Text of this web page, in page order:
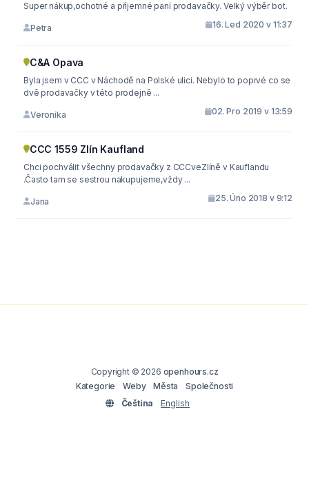
Super nákup,ochotné a příjemné paní prodavačky. Velký výběr bot.
Petra 16. Led 2020 v 11:37
C&A Opava
Byla jsem v CCC v Náchodě na Polské ulici. Nebylo to poprvé co se
dvě prodavačky v této prodejně ...
Veronika 02. Pro 2019 v 13:59
CCC 1559 Zlín Kaufland
Chci pochválit všechny prodavačky z CCCveZlíně v Kauflandu
.Často tam se sestrou nakupujeme,vždy ...
Jana 25. Úno 2018 v 9:12
Copyright © 2026 openhours.cz
Kategorie
Weby Města
Společnosti
Čeština
English